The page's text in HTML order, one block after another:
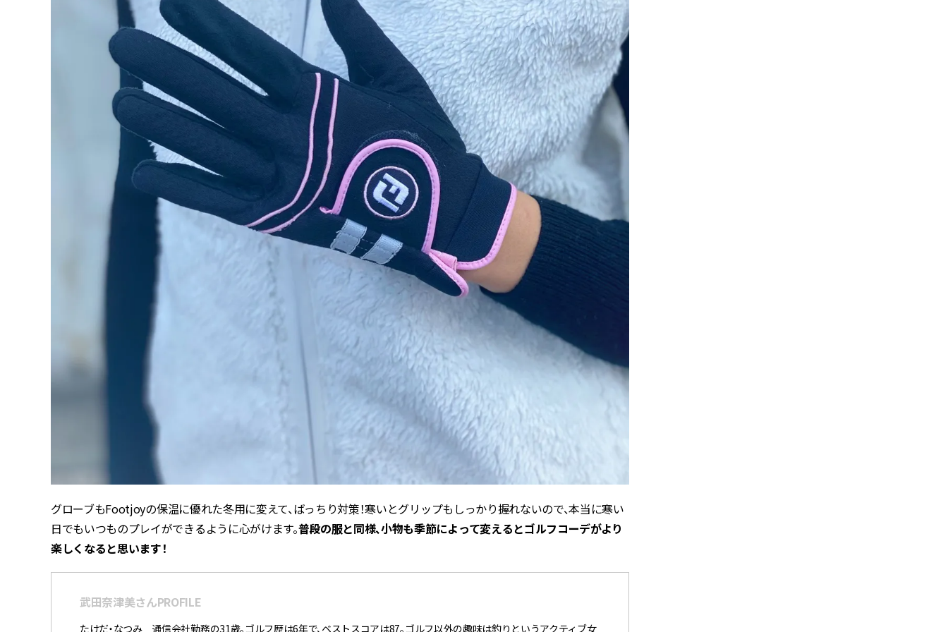
グローブもFootjoyの保温に優れた冬用に変えて、ばっちり対策！寒いとグリップもしっかり握れないので、本当に寒い
日でもいつものプレイができるように心がけます。普段の服と同様、小物も季節によって変えるとゴルフコーデがより
楽しくなると思います！
武田奈津美さんPROFILE
たけだ・なつみ 通信会社勤務の31歳。ゴルフ歴は6年で、ベストスコアは87。ゴルフ以外の趣味は釣りというアクティブ女